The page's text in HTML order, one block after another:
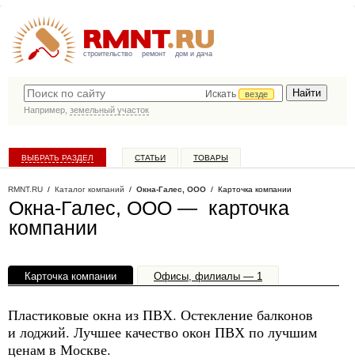
строительство ремонт дом и дача
Искать
везде
Например, земельный участок
ВЫБРАТЬ РАЗДЕЛ СТАТЬИ ТОВАРЫ
RMNT.RU / Каталог компаний / Окна-Галес, ООО / Карточка компании
Окна-Галес, ООО — карточка
компании
Карточка компании Офисы, филиалы — 1
Пластиковые окна из ПВХ. Остекление балконов
и лоджий. Лучшее качество окон ПВХ по лучшим
ценам в Москве.